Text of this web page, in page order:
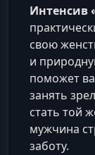
Интенсив
свою
и
поможет
занять
стать той
мужчина
заботу.